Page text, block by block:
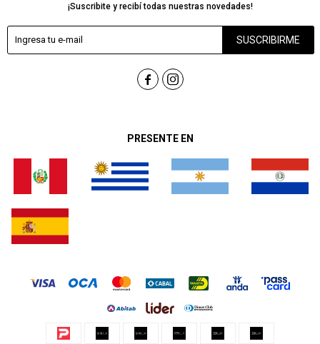
PRESENTE EN
¡Suscribite y recibí todas nuestras novedades!
SUSCRIBIRME
 